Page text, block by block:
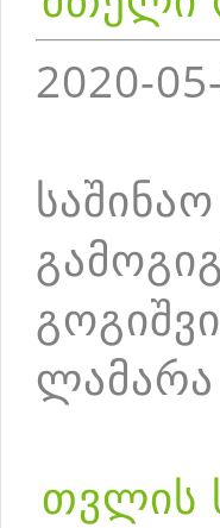
2020-
ლამარა
თვლის